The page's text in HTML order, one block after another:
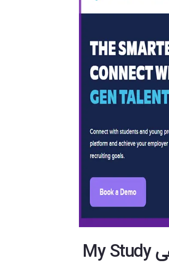
3. ایجاد برنامه ریزی درسی با هوش مصنوعی My Study